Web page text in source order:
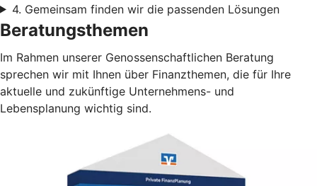
4. Gemeinsam finden wir die passenden Lösungen
Beratungsthemen
Im Rahmen unserer Genossenschaftlichen Beratung
sprechen wir mit Ihnen über Finanzthemen, die für Ihre
aktuelle und zukünftige Unternehmens- und
Lebensplanung wichtig sind.